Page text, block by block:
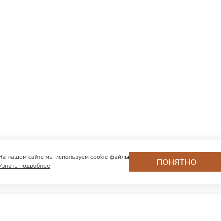
нашем сайте мы используем cookie файлы
подробнее
ПОНЯТНО